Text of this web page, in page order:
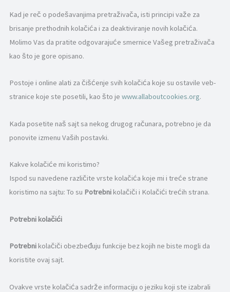
Kad je reč o podešavanjima pretraživača, isti principi važe za
brisanje prethodnih kolačića i za deaktiviranje novih kolačića.
Molimo Vas da pratite odgovarajuće smernice Vašeg pretraživača
kao što je gore opisano.
Postoje i online alati za čišćenje svih kolačića koje su ostavile veb-
stranice koje ste posetili, kao što je www.allaboutcookies.org.
Kada posetite naš sajt sa nekog drugog računara, potrebno je da
ponovite izmenu Vaših postavki.
Kakve kolačiće mi koristimo?
Ispod su navedene različite vrste kolačića koje mi i treće strane
koristimo na sajtu: To su Potrebnikolačiči i Kolačići trećih strana.
Potrebni kolačići
Potrebnikolačiči obezbeđuju funkcije bez kojih ne biste mogli da
koristite ovaj sajt.
Ovakve vrste kolačića sadrže informaciju o jeziku koji ste izabrali